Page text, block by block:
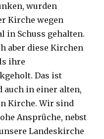
wurden
Kirche wegen
in Schuss gehalten.
aber diese Kirchen
ihre
Das ist
auch in einer alten,
Kirche. Wir sind
Ansprüche, nebst
Landeskirche